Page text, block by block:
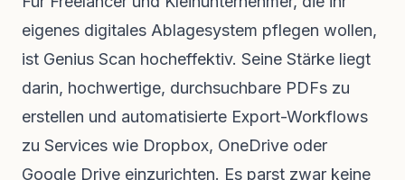
eigenes digitales Ablagesystem pflegen wollen,
ist Genius Scan hocheffektiv. Seine Stärke liegt
darin, hochwertige, durchsuchbare PDFs zu
erstellen und automatisierte Export-Workflows
zu Services wie Dropbox, OneDrive oder
Google Drive einzurichten. Es parst zwar keine